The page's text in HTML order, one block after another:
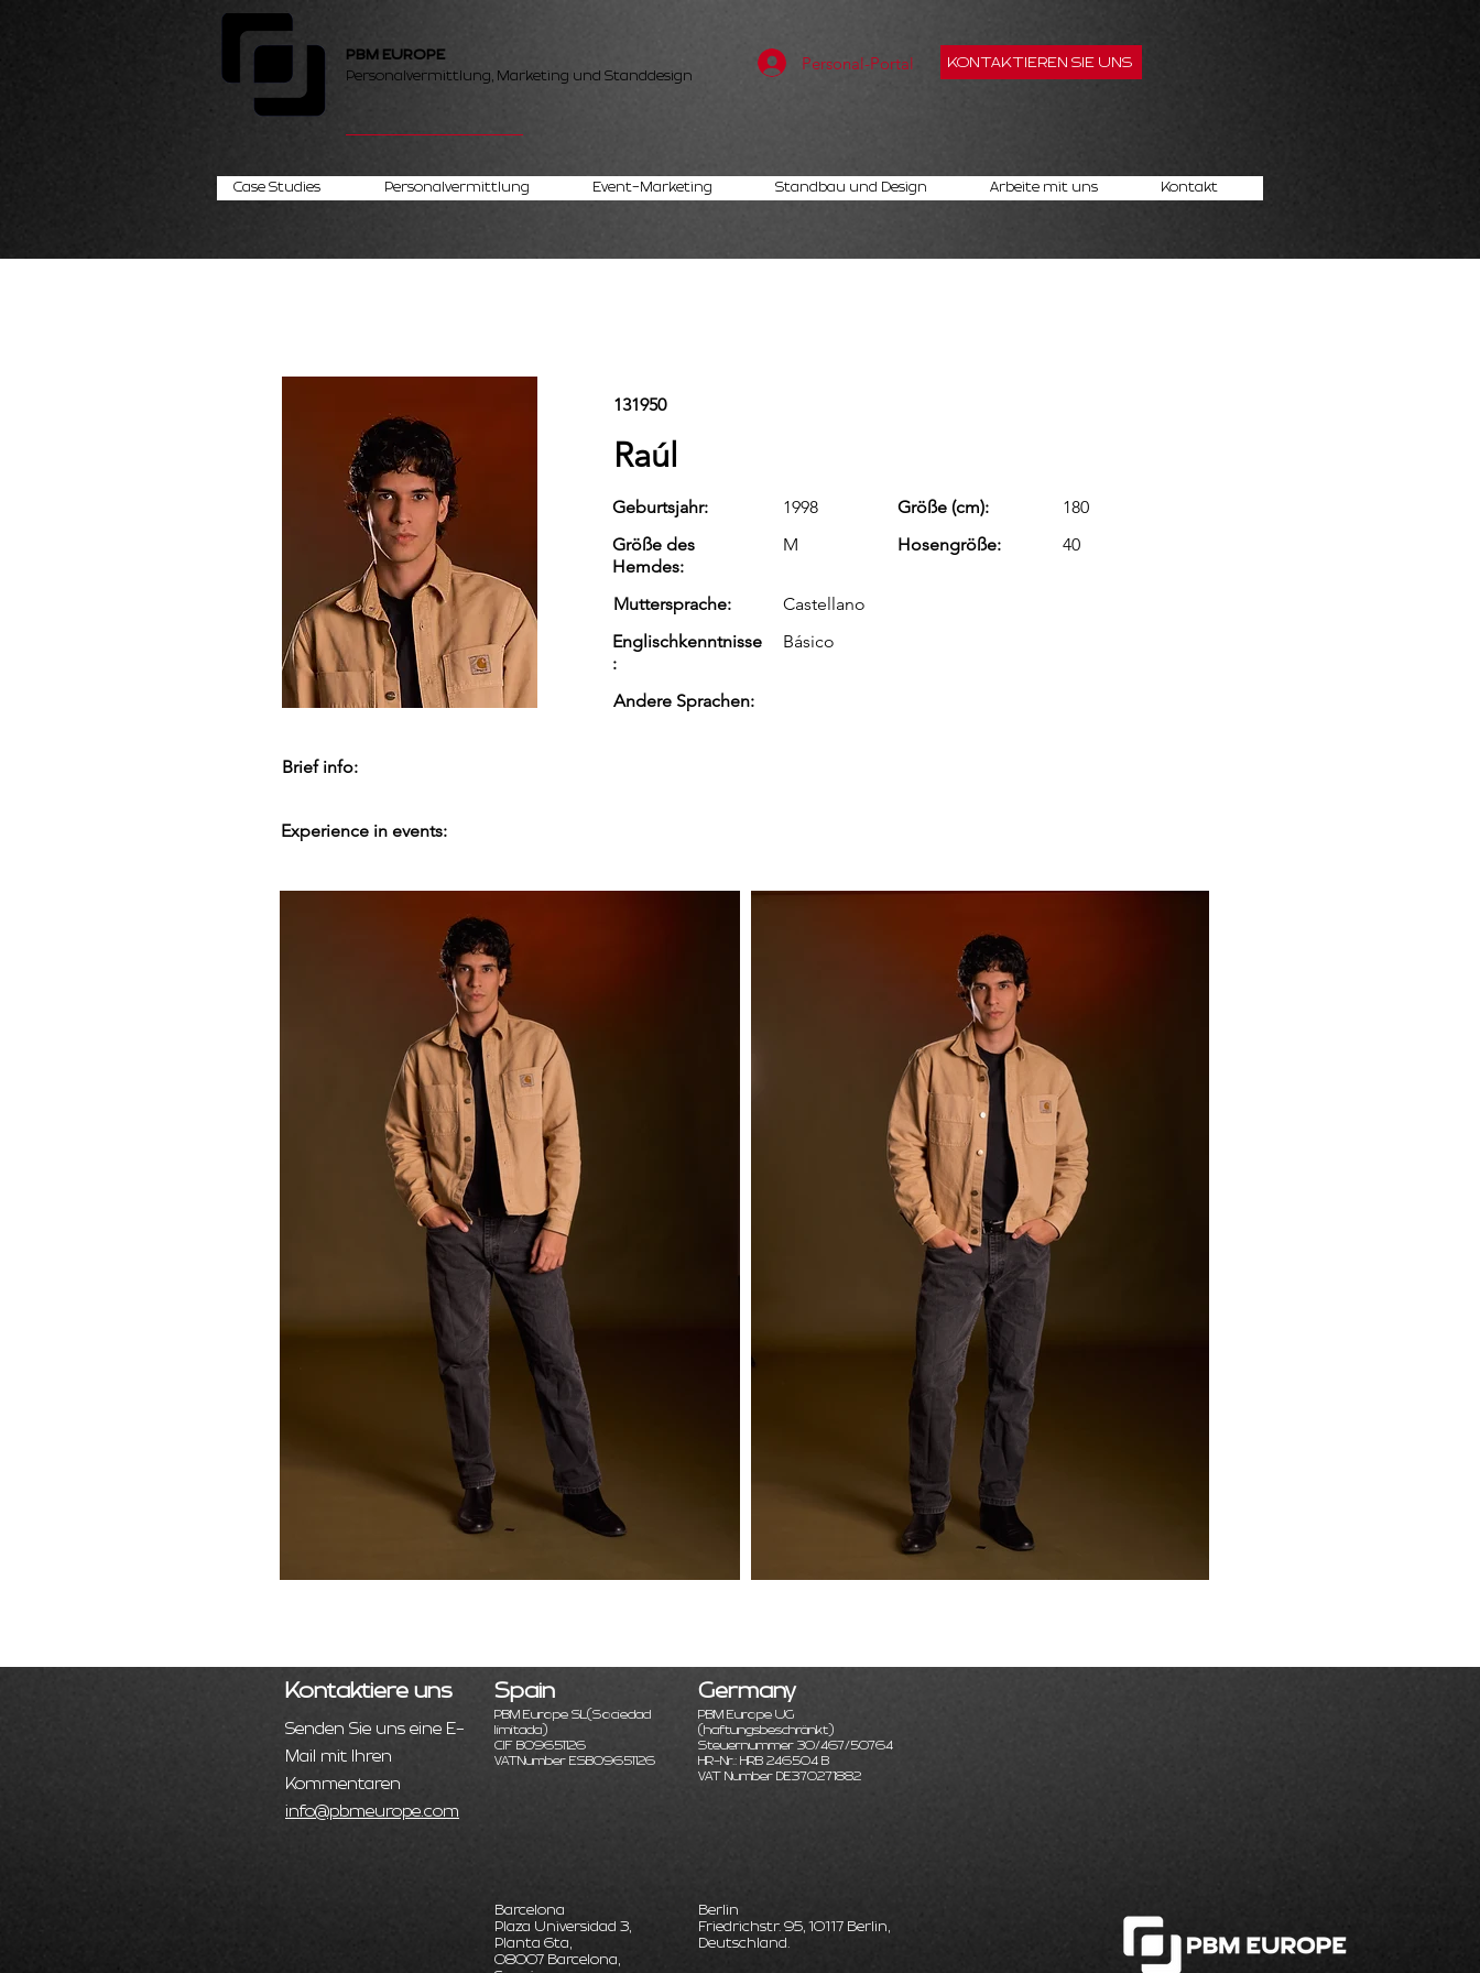
PBM EUROPE
Personalvermittlung, Marketing und Standdesign
Personal-Portal KONTAKTIEREN SIE UNS
Case Studies Personalvermittlung Event-Marketing Standbau und Design Arbeite mit uns Kontakt
131950
Raúl
Geburtsjahr: 1998 Größe (cm):
180
Größe des
Hemdes:
M Hosengröße: 40
Muttersprache:
Castellano
Englischkenntnisse
:
Básico
Andere Sprachen:
Brief info:
Experience in events:
Kontaktiere uns
Senden Sie uns eine E-
Mail mit Ihren
Kommentaren
info@pbmeurope.com
Spain
PBM Europe SL(Sociedad
limitada)
CIF B09651126
VATNumber ESB09651126
Germany
PBM Europe UG
(haftungsbeschränkt)
Steuernummer 30/467/50764
HR-Nr.: HRB 246504 B
VAT Number DE370271882
Barcelona
Plaza Universidad 3,
Planta 6ta,
08007 Barcelona,
Berlin
Friedrichstr. 95, 10117 Berlin,
Deutschland.